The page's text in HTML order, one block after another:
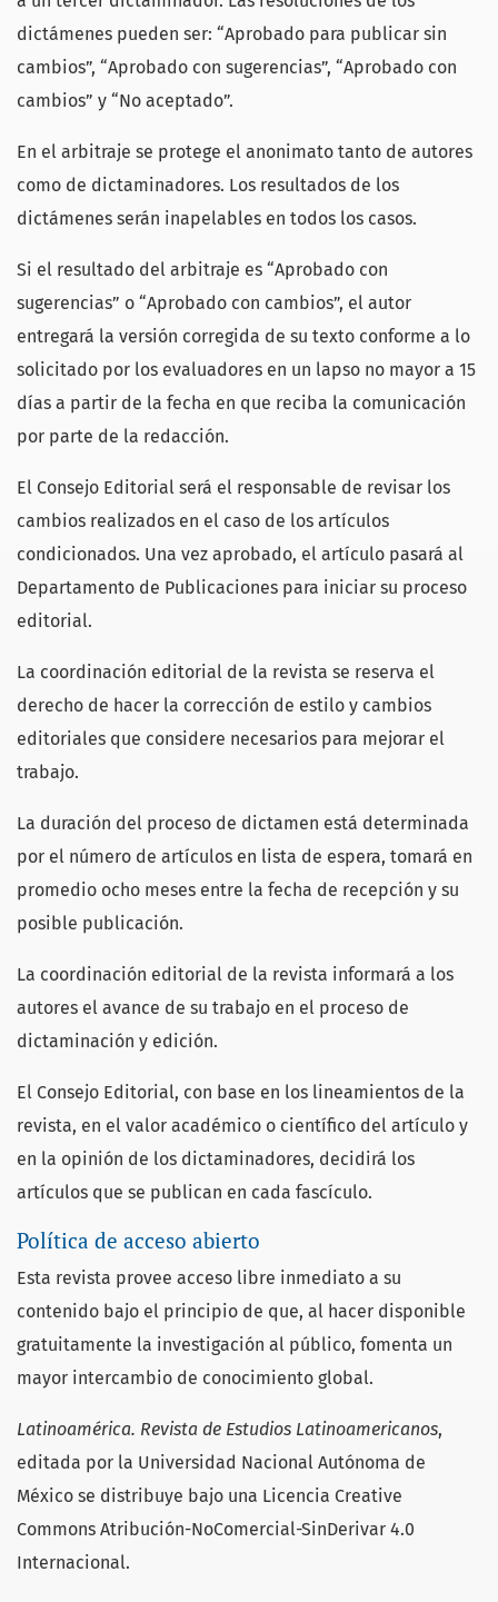
dictámenes pueden ser: “Aprobado para publicar sin
cambios”, “Aprobado con sugerencias”, “Aprobado con
cambios” y “No aceptado”.
En el arbitraje se protege el anonimato tanto de autores
como de dictaminadores. Los resultados de los
dictámenes serán inapelables en todos los casos.
Si el resultado del arbitraje es “Aprobado con
sugerencias” o “Aprobado con cambios”, el autor
entregará la versión corregida de su texto conforme a lo
solicitado por los evaluadores en un lapso no mayor a 15
días a partir de la fecha en que reciba la comunicación
por parte de la redacción.
El Consejo Editorial será el responsable de revisar los
cambios realizados en el caso de los artículos
condicionados. Una vez aprobado, el artículo pasará al
Departamento de Publicaciones para iniciar su proceso
editorial.
La coordinación editorial de la revista se reserva el
derecho de hacer la corrección de estilo y cambios
editoriales que considere necesarios para mejorar el
trabajo.
La duración del proceso de dictamen está determinada
por el número de artículos en lista de espera, tomará en
promedio ocho meses entre la fecha de recepción y su
posible publicación.
La coordinación editorial de la revista informará a los
autores el avance de su trabajo en el proceso de
dictaminación y edición.
El Consejo Editorial, con base en los lineamientos de la
revista, en el valor académico o científico del artículo y
en la opinión de los dictaminadores, decidirá los
artículos que se publican en cada fascículo.
Política de acceso abierto
Esta revista provee acceso libre inmediato a su
contenido bajo el principio de que, al hacer disponible
gratuitamente la investigación al público, fomenta un
mayor intercambio de conocimiento global.
Latinoamérica. Revista de Estudios Latinoamericanos,
editada por la Universidad Nacional Autónoma de
México se distribuye bajo una Licencia Creative
Commons Atribución-NoComercial-SinDerivar 4.0
Internacional.